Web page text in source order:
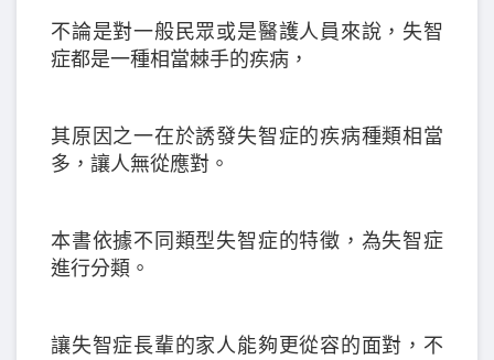
不論是對一般民眾或是醫護人員來說，失智
症都是一種相當棘手的疾病，
其原因之一在於誘發失智症的疾病種類相當
多，讓人無從應對。
本書依據不同類型失智症的特徵，為失智症
進行分類。
讓失智症長輩的家人能夠更從容的面對，不